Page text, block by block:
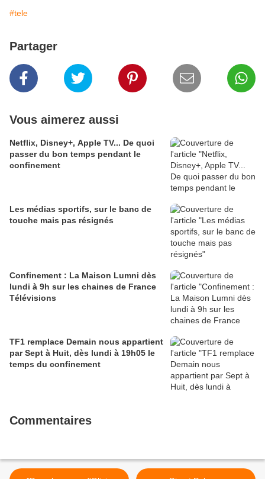
#tele
Partager
Vous aimerez aussi
Netflix, Disney+, Apple TV... De quoi
passer du bon temps pendant le
confinement
Les médias sportifs, sur le banc de
touche mais pas résignés
Confinement : La Maison Lumni dès
lundi à 9h sur les chaines de France
Télévisions
TF1 remplace Demain nous appartient
par Sept à Huit, dès lundi à 19h05 le
temps du confinement
Commentaires